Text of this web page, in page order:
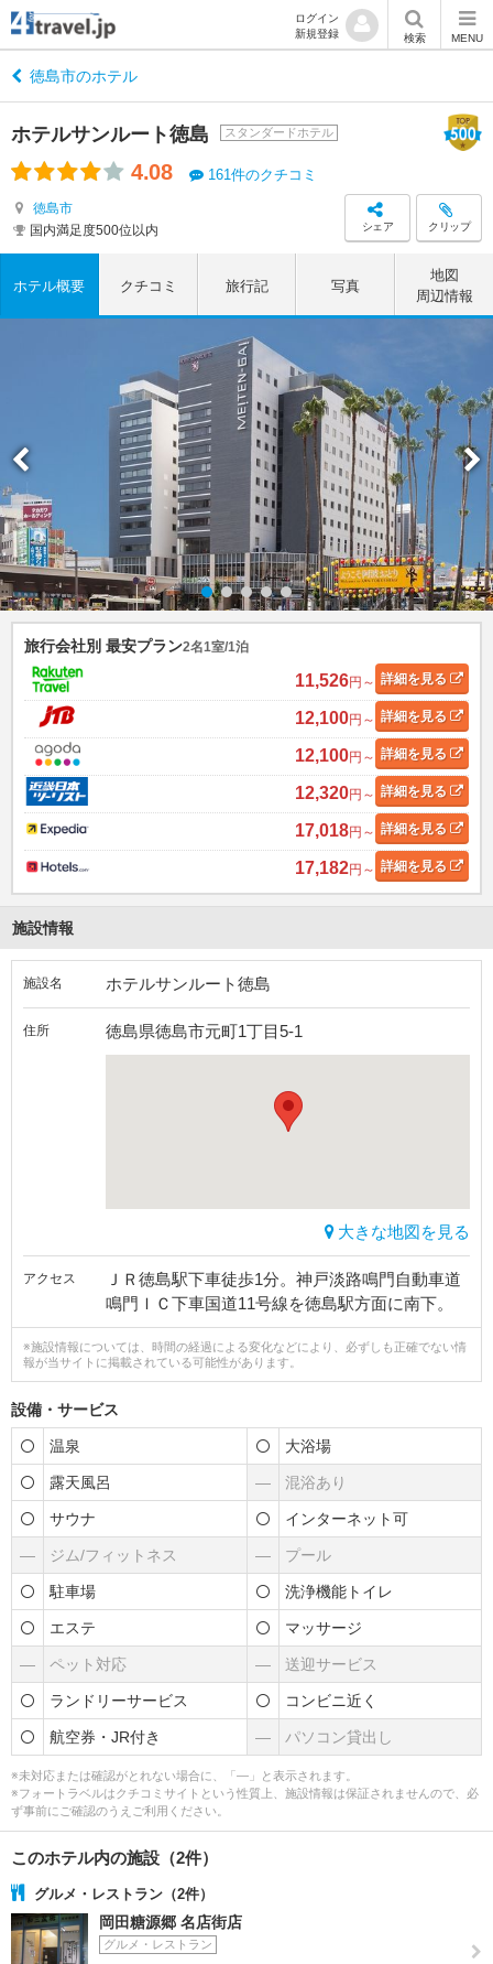
ログイン
新規登録
検索 MENU
徳島市のホテル
ホテルサンルート徳島 スタンダードホテル
4.08 161件のクチコミ
徳島市
国内満足度500位以内
シェア クリップ
ホテル概要 クチコミ 旅行記 写真
地図
周辺情報
旅行会社別 最安プラン2名1室/1泊
11,526円～ 詳細を見る
12,100円～ 詳細を見る
12,100円～ 詳細を見る
12,320円～ 詳細を見る
17,018円～ 詳細を見る
17,182円～ 詳細を見る
施設情報
施設名 ホテルサンルート徳島
住所 徳島県徳島市元町1丁目5-1
大きな地図を見る
アクセス
ＪＲ徳島駅下車徒歩1分。神戸淡路鳴門自動車道
鳴門ＩＣ下車国道11号線を徳島駅方面に南下。
※施設情報については、時間の経過による変化などにより、必ずしも正確でない情
報が当サイトに掲載されている可能性があります。
設備・サービス
温泉 大浴場
露天風呂 ― 混浴あり
サウナ インターネット可
― ジム/フィットネス ― プール
駐車場 洗浄機能トイレ
エステ マッサージ
― ペット対応 ― 送迎サービス
ランドリーサービス コンビニ近く
航空券・JR付き ― パソコン貸出し
※未対応または確認がとれない場合に、「―」と表示されます。
※フォートラベルはクチコミサイトという性質上、施設情報は保証されませんので、必
ず事前にご確認のうえご利用ください。
このホテル内の施設（2件）
グルメ・レストラン（2件）
岡田糖源郷 名店街店
グルメ・レストラン